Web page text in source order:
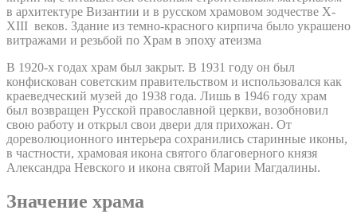
в архитектуре Византии и в русском храмовом зодчестве X-
XIII веков. Здание из темно-красного кирпича было украшено
витражами и резьбой по Храм в эпоху атеизма
В 1920-х годах храм был закрыт. В 1931 году он был
конфискован советским правительством и использовался как
краеведческий музей до 1938 года. Лишь в 1946 году храм
был возвращен Русской православной церкви, возобновил
свою работу и открыл свои двери для прихожан. От
дореволюционного интерьера сохранились старинные иконы,
в частности, храмовая икона святого благоверного князя
Александра Невского и икона святой Марии Магдалины.
Значение храма